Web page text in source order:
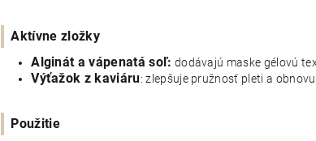
Aktívne zložky
Alginát a vápenatá soľ: dodávajú maske gélovú
Výťažok z kaviáru: zlepšuje pružnosť pleti a
Použitie